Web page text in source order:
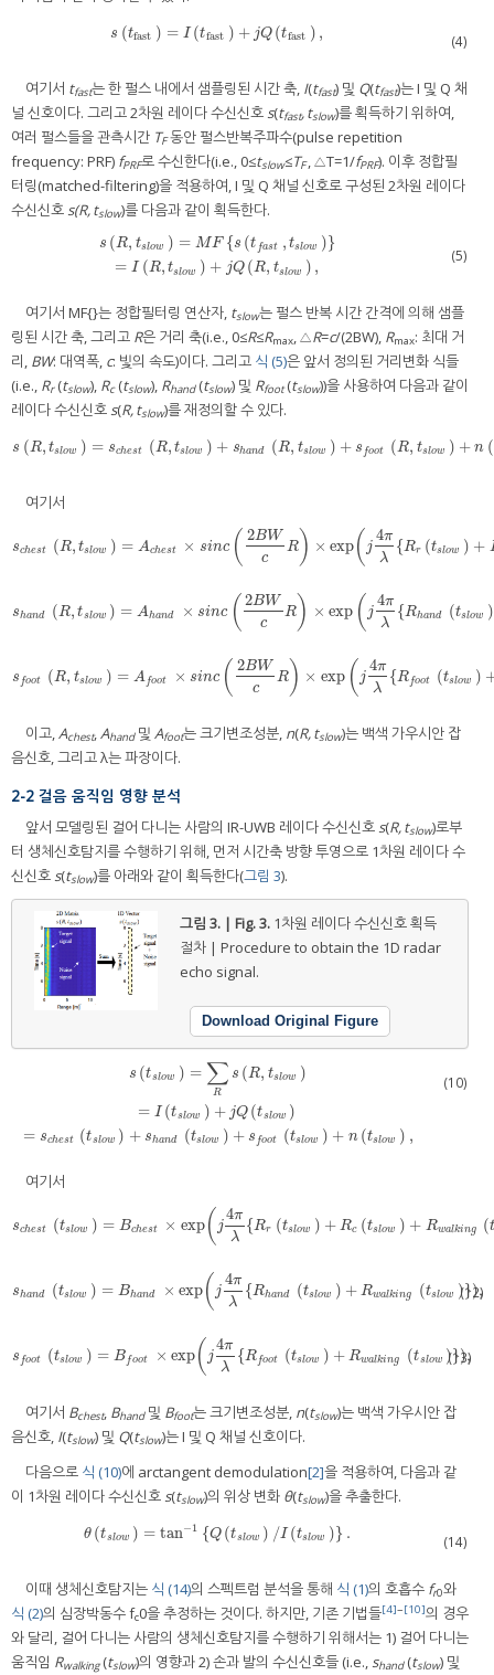
s (tfast ) = I (tfast ) + jQ (tfast ) ,
s(t fast) =I(tfast )+jQ(tfast), (4)
여기서 tfast는 한 펄스 내에서 샘플링된 시간 축, I(tfast) 및 Q(tfast)는 I 및 Q 채
널 신호이다. 그리고 2차원 레이다 수신신호 s(tfast, tslow)를 획득하기 위하여,
여러 펄스들을 관측시간 TF동안 펄스반복주파수(pulse repetition
frequency: PRF) fPRF로 수신한다(i.e., 0≤tslow≤TF, △T=1/fPRF). 이후 정합필
터링(matched-filtering)을 적용하여, I 및 Q 채널 신호로 구성된 2차원 레이다
수신신호 s(R, tslow)를 다음과 같이 획득한다.
s (R, tslow ) = MF {s (t fast , tslow )}
= I (R, tslow ) + jQ (R, tslow ) ,
R sl ow )= M t s ow) }= I(R,tsl o (5)
여기서 MF{}는 정합필터링 연산자, tslow는 펄스 반복 시간 간격에 의해 샘플
링된 시간 축, 그리고 R은 거리 축(i.e., 0≤R≤Rmax , △R=c/(2BW), Rmax: 최대 거
리, BW: 대역폭, c: 빛의 속도)이다. 그리고 식 (5)은 앞서 정의된 거리변화 식들
(i.e., Rr(tslow), Rc(tslow), Rhand(tslow) 및 Rfoot(tslow))을 사용하여 다음과 같이
레이다 수신신호 s(R, tslow)를 재정의할 수 있다.
s ( R, tslow ) = schest ( R, tslow ) + shand (R, tslow ) + s foot (R, tslow ) + n (
s(R, ts low)=sc hest (R,tsl o w) +shan d (R, tslow ) +sfoot( R,tslow)+ n( R,tslo
여기서
schest ( R, tslow ) = Achest × sinc ( 2BW
c
R) × exp(j
4π
λ
{Rr (tslow ) +
sche s (R tslow) =A chest × sinc(2BWc R × exp(j4 πλ{Rr(tslo w )+Rc (t slo
shand ( R, tslow ) = Ahand × sinc ( 2BW
c
R ) × exp (j
4π
λ
{Rhand (tslow )
shand R,t slow)= Ah and× s nc(2BWcR) exp(j4π {Rhand(tslo w)+Rw a
s foot (R, tslow ) = Afoot × sinc ( 2BW
c
R ) × exp ( j
4π
λ
{Rfoot (tslow )
sfoo t R,t slow) =A oot× s nc(2BWcR ) exp(j4πλ {Rfoot(tslow )+Rw al ki
이고, Achest, Ahand및 Afoot는 크기변조성분, n(R, tslow)는 백색 가우시안 잡
음신호, 그리고 λ는 파장이다.
2-2 걸음 움직임 영향 분석
앞서 모델링된 걸어 다니는 사람의 IR-UWB 레이다 수신신호s(R, tslow)로부
터 생체신호탐지를 수행하기 위해, 먼저 시간축 방향 투영으로 1차원 레이다 수
신신호s(tslow)를 아래와 같이 획득한다(그림 3).
그림 3. | Fig. 3. 1차원 레이다 수신신호 획득
절차 | Procedure to obtain the 1D radar
echo signal.
Download Original Figure
s (tslow ) = ∑
R
s (R, tslow )
= I (tslow ) + jQ (tslow )
= schest (tslow ) + shand (tslow ) + s foot (tslow ) + n (tslow ) ,
)=I(t w + Q(tslo =s
(10)
여기서
schest (tslow ) = Bchest × exp( j
4π
λ
{Rr (tslow ) + Rc (tslow ) + Rwalking (
sches ( slow)=Bc he st×exp(j4πλ{Rr (tslow )+Rc(tsl ow)+Rwal king(tslo w
shand (tslow ) = Bhand × exp(j
4π
λ
{Rhand (tslow ) + Rwalking (tslow )}),
s hand(t s ow)=Bha nd ×exp j4πλ{Rhand( slow ) + Rwalking(ts ow)}), (12)
s foot (tslow ) = B foot × exp( j
4π
λ
{Rfoot (tslow ) + Rwalking (tslow )}),
sfoot( s ow)=Bfo ot ×exp 4πλ{Rfoot(t slow) +Rwalking(tsl ow )}), (13)
여기서 Bchest, Bhand및 Bfoot는 크기변조성분, n(tslow)는 백색 가우시안 잡
음신호, I(tslow) 및 Q(tslow)는 I 및 Q 채널 신호이다.
다음으로 식 (10)에 arctangent demodulation[2]을 적용하여, 다음과 같
이 1차원 레이다 수신신호s(tslow)의 위상 변화 θ(tslow)을 추출한다.
θ (tslow ) = tan−1 {Q (tslow ) /I (tslow )} .
θ(ts lo w )=tan−1{Q(tslow )/ (tslow)}. (14)
이때 생체신호탐지는 식 (14)의 스펙트럼 분석을 통해 식 (1)의 호흡수 fr0와
식 (2)의 심장박동수 fc0을 추정하는 것이다. 하지만, 기존 기법들[4]~[10]의 경우
와 달리, 걸어 다니는 사람의 생체신호탐지를 수행하기 위해서는 1) 걸어 다니는
움직임 Rwalking(tslow)의 영향과 2) 손과 발의 수신신호들 (i.e.,shand(tslow) 및